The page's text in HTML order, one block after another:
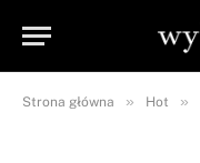
Strona główna » Hot »